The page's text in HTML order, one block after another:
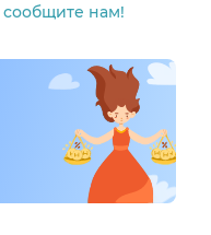
сообщите нам!